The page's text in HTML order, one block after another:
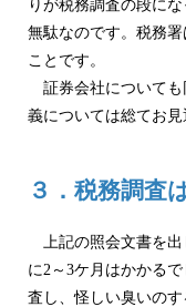
りが税務調査の段に
無駄なのです。税務
ことです。
証券会社についても
義については総てお見
３．税務調査
上記の照会文書を出
に2～3ケ月はかかる
査し、怪しい臭いのす